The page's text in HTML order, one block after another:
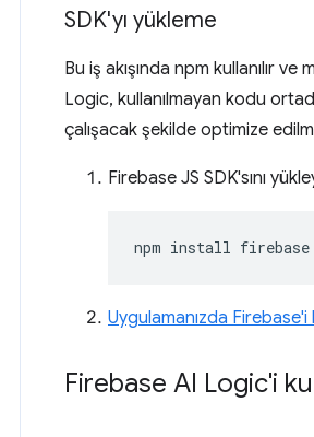
SDK'yı yükleme
Bu iş akışında npm kullanılır
Logic, kullanılmayan kodu
çalışacak şekilde optimize
Firebase JS SDK'sını
npm install
Uygulamanızda Firebase'i
Firebase AI Logic'i